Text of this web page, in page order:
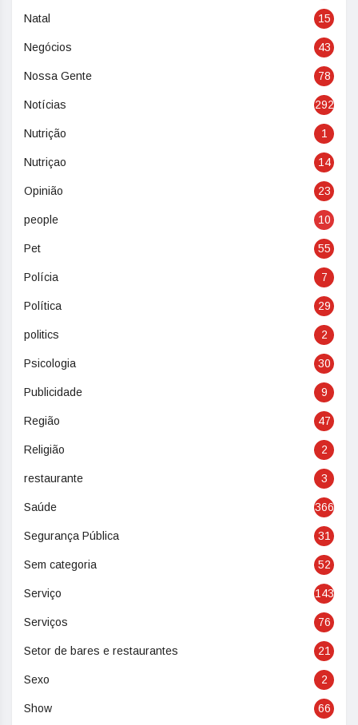
Natal 15
Negócios 43
Nossa Gente 78
Notícias 292
Nutrição 1
Nutriçao 14
Opinião 23
people 10
Pet 55
Polícia 7
Política 29
politics 2
Psicologia 30
Publicidade 9
Região 47
Religião 2
restaurante 3
Saúde 366
Segurança Pública 31
Sem categoria 52
Serviço 143
Serviços 76
Setor de bares e restaurantes 21
Sexo 2
Show 66